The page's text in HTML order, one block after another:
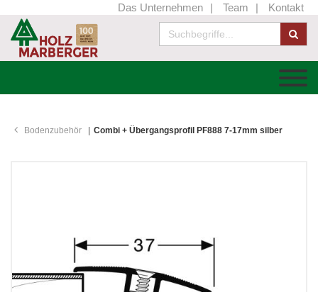
Das Unternehmen Team Kontakt
Bodenzubehör Combi + Übergangsprofil PF888 7-17mm silber